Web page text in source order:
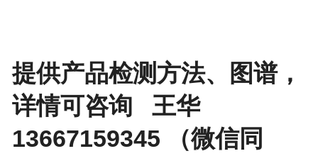
提供产品检测方法、图谱，
详情可咨询 王华
13667159345 （微信同